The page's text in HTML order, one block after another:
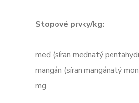
Stopové prvky/kg:
meď (síran meďnatý
mangán (síran mangánatý
mg.